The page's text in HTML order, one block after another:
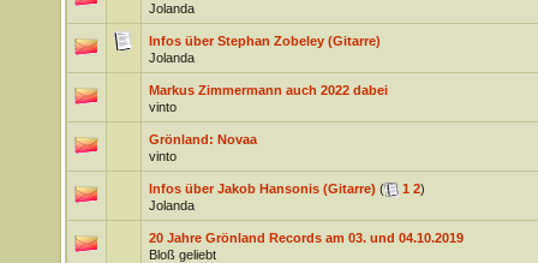
Jolanda
Infos über Stephan Zobeley (Gitarre)
Jolanda
Markus Zimmermann auch 2022 dabei
vinto
Grönland: Novaa
vinto
Infos über Jakob Hansonis (Gitarre) ( 1 2)
Jolanda
20 Jahre Grönland Records am 03. und 04.10.2019
Bloß geliebt